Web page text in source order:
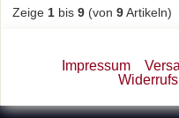
Zeige 1 bis 9 (von 9Artikeln)
Impressum